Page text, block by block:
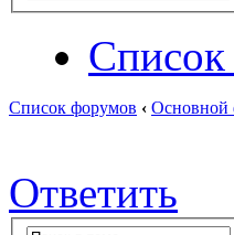
Список форумов ‹ Основной
Ответить